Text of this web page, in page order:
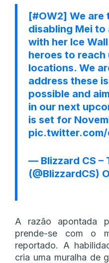
[#OW2] We are
disabling Mei to
with her Ice
heroes to reach
locations. We
address these
possible and
in our next
is set for
pic.twitter.com/
— Blizzard CS –
(@BlizzardCS)
A razão apontada
prende-se com o
reportado. A
cria uma muralha de